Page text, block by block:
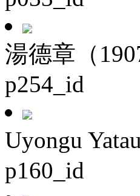
湯德章（
p254_id
Uyongu
p160_id